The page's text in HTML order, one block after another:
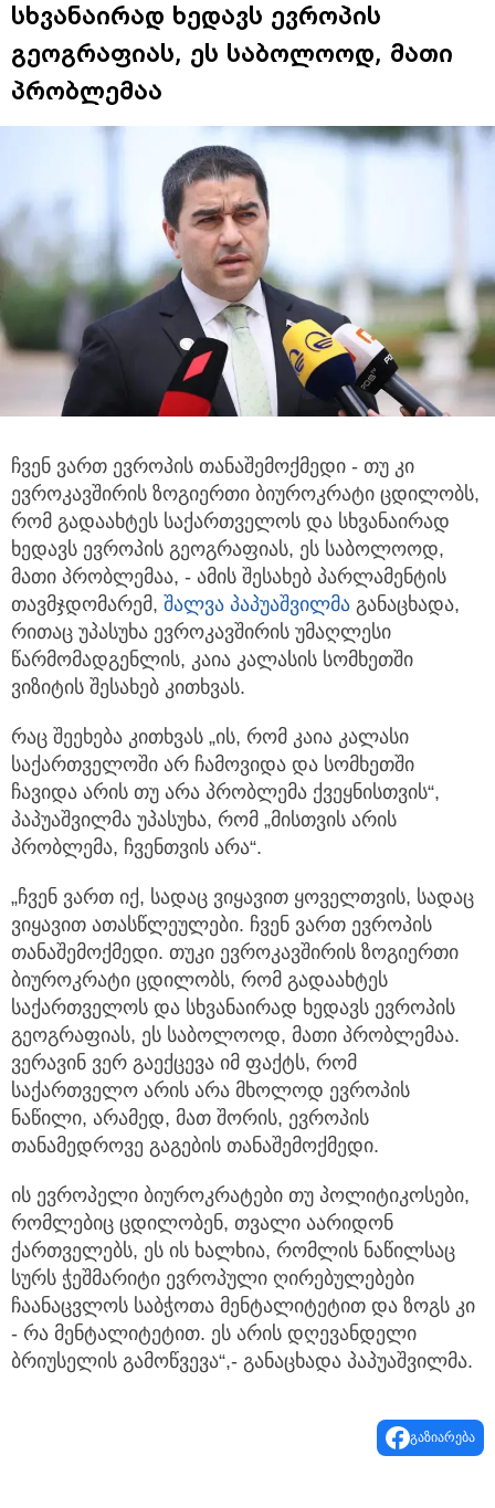
სხვანაირად ხედავს ევროპის
გეოგრაფიას, ეს საბოლოოდ, მათი
პრობლემაა
ჩვენ ვართ ევროპის თანაშემოქმედი - თუ კი
ევროკავშირის ზოგიერთი ბიუროკრატი ცდილობს,
რომ გადაახტეს საქართველოს და სხვანაირად
ხედავს ევროპის გეოგრაფიას, ეს საბოლოოდ,
მათი პრობლემაა, - ამის შესახებ პარლამენტის
თავმჯდომარემ, შალვა პაპუაშვილმა განაცხადა,
რითაც უპასუხა ევროკავშირის უმაღლესი
წარმომადგენლის, კაია კალასის სომხეთში
ვიზიტის შესახებ კითხვას.
რაც შეეხება კითხვას „ის, რომ კაია კალასი
საქართველოში არ ჩამოვიდა და სომხეთში
ჩავიდა არის თუ არა პრობლემა ქვეყნისთვის“,
პაპუაშვილმა უპასუხა, რომ „მისთვის არის
პრობლემა, ჩვენთვის არა“.
„ჩვენ ვართ იქ, სადაც ვიყავით ყოველთვის, სადაც
ვიყავით ათასწლეულები. ჩვენ ვართ ევროპის
თანაშემოქმედი. თუკი ევროკავშირის ზოგიერთი
ბიუროკრატი ცდილობს, რომ გადაახტეს
საქართველოს და სხვანაირად ხედავს ევროპის
გეოგრაფიას, ეს საბოლოოდ, მათი პრობლემაა.
ვერავინ ვერ გაექცევა იმ ფაქტს, რომ
საქართველო არის არა მხოლოდ ევროპის
ნაწილი, არამედ, მათ შორის, ევროპის
თანამედროვე გაგების თანაშემოქმედი.
ის ევროპელი ბიუროკრატები თუ პოლიტიკოსები,
რომლებიც ცდილობენ, თვალი აარიდონ
ქართველებს, ეს ის ხალხია, რომლის ნაწილსაც
სურს ჭეშმარიტი ევროპული ღირებულებები
ჩაანაცვლოს საბჭოთა მენტალიტეტით და ზოგს კი
- რა მენტალიტეტით. ეს არის დღევანდელი
ბრიუსელის გამოწვევა“,- განაცხადა პაპუაშვილმა.
გაზიარება